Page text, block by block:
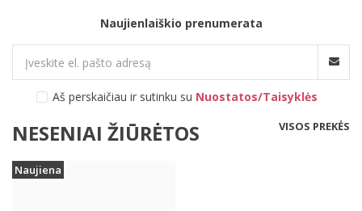
Naujienlaiškio prenumerata
Aš perskaičiau ir sutinku su Nuostatos/Taisyklės
NESENIAI ŽIŪRĖTOS VISOS PREKĖS
Naujiena